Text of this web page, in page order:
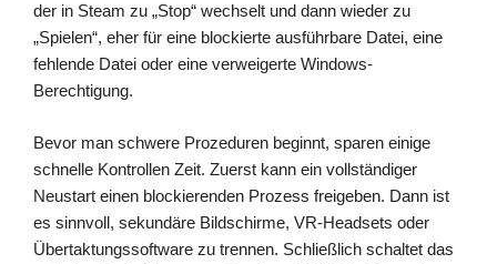
der in Steam zu „Stop“ wechselt und dann wieder zu
„Spielen“, eher für eine blockierte ausführbare Datei, eine
fehlende Datei oder eine verweigerte Windows-
Berechtigung.
Bevor man schwere Prozeduren beginnt, sparen einige
schnelle Kontrollen Zeit. Zuerst kann ein vollständiger
Neustart einen blockierenden Prozess freigeben. Dann ist
es sinnvoll, sekundäre Bildschirme, VR-Headsets oder
Übertaktungssoftware zu trennen. Schließlich schaltet das